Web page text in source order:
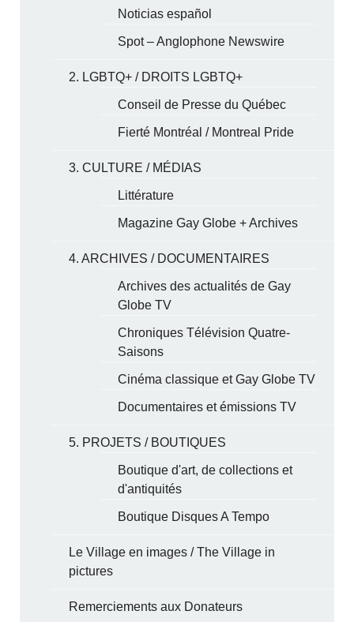
Noticias español
Spot – Anglophone Newswire
2. LGBTQ+ / DROITS LGBTQ+
Conseil de Presse du Québec
Fierté Montréal / Montreal Pride
3. CULTURE / MÉDIAS
Littérature
Magazine Gay Globe + Archives
4. ARCHIVES / DOCUMENTAIRES
Archives des actualités de Gay
Globe TV
Chroniques Télévision Quatre-
Saisons
Cinéma classique et Gay Globe TV
Documentaires et émissions TV
5. PROJETS / BOUTIQUES
Boutique d'art, de collections et
d'antiquités
Boutique Disques A Tempo
Le Village en images / The Village in
pictures
Remerciements aux Donateurs